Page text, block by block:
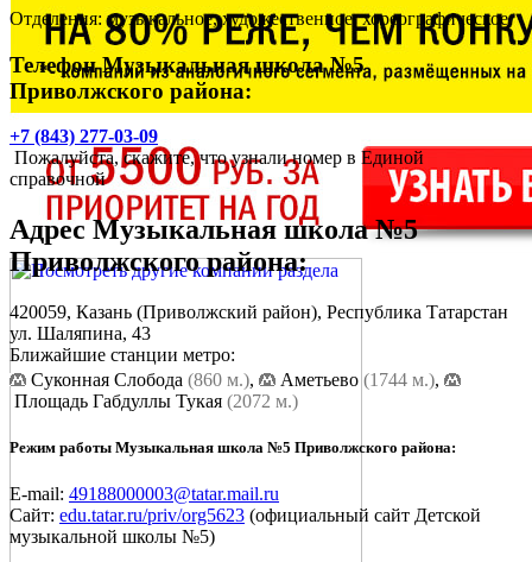
Отделения: музыкальное, художественное, хореографическое.
Телефон Музыкальная школа №5
Приволжского района:
+7 (843) 277-03-09
Пожалуйста, скажите, что узнали номер в Единой
справочной
АдресМузыкальная школа №5
Приволжского района:
420059, Казань (Приволжский район), Республика Татарстан
ул. Шаляпина, 43
Ближайшие станции метро:
Суконная Слобода (860 м.), Аметьево (1744 м.),
Площадь Габдуллы Тукая (2072 м.)
Режим работы Музыкальная школа №5 Приволжского района:
E-mail: 49188000003@tatar.mail.ru
Сайт: edu.tatar.ru/priv/org5623 (официальный сайт Детской
музыкальной школы №5)